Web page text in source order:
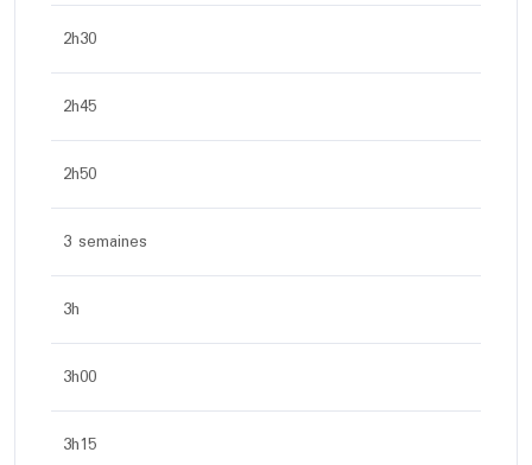
2h30
2h45
2h50
3 semaines
3h
3h00
3h15